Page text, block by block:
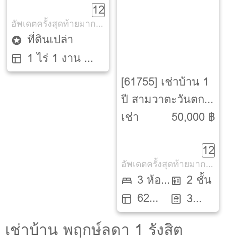
12
อัพเดตครั้งสุดท้ายมากกว่า 30 วัน
ที่ดินเปล่า
1 ไร่ 1 งาน 1
ตรว.
[61755] เช่าบ้าน 1
ปี สามวาตะวันตก-
คลองสามวา-
เช่า
50,000 ฿
12
อัพเดตครั้งสุดท้ายมากกว่า 30 วัน
3 ห้อง
นอน62
ตรว.
2 ชั้น
3
ห้องน้ำ
เช่าบ้าน พฤกษ์ลดา 1 รังสิต